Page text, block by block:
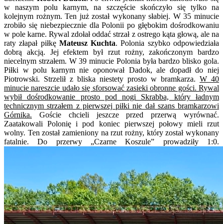
w naszym polu karnym, na szczęście skończyło się tylko na
kolejnym rożnym. Ten już został wykonany słabiej. W 35 minucie
zrobiło się niebezpiecznie dla Polonii po głębokim dośrodkowaniu
w pole karne. Rywal zdołał oddać strzał z ostrego kąta głową, ale na
raty złapał piłkę Mateusz Kuchta. Polonia szybko odpowiedziała
dobrą akcją. Jej efektem był rzut rożny, zakończonym bardzo
niecelnym strzałem. W 39 minucie Polonia była bardzo blisko gola.
Piłki w polu karnym nie oponował Dadok, ale dopadł do niej
Piotrowski. Strzelił z bliska niestety prosto w bramkarza. W 40
minucie nareszcie udało się sforsować zasieki obronne gości. Rywal
wybił dośrodkowanie prosto pod nogi Skrabba, który ładnym
technicznym strzałem z pierwszej piłki nie dał szans bramkarzowi
Górnika. Goście chcieli jeszcze przed przerwą wyrównać.
Zaatakowali Polonię i pod koniec pierwszej połowy mieli rzut
wolny. Ten został zamieniony na rzut rożny, który został wykonany
fatalnie. Do przerwy „Czarne Koszule” prowadziły 1:0.